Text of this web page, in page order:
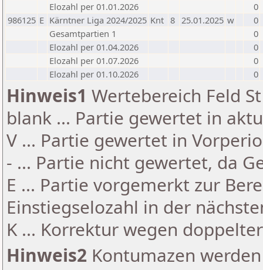
Elozahl per 01.01.2026
0
986125 E Kärntner Liga 2024/2025 Knt 8 25.01.2025 w
0
Gesamtpartien 1
0
Elozahl per 01.04.2026
0
Elozahl per 01.07.2026
0
Elozahl per 01.10.2026
0
Hinweis1 Wertebereich Feld
blank ... Partie gewertet in
V ... Partie gewertet in
- ... Partie nicht gewertet, da
E ... Partie vorgemerkt zur
Einstiegselozahl in der
K ... Korrektur wegen
Hinweis2 Kontumazen